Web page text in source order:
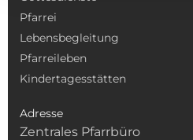
Pfarrei
Lebensbegleitung
Pfarreileben
Kindertagesstätten
Adresse
Zentrales Pfarrbüro